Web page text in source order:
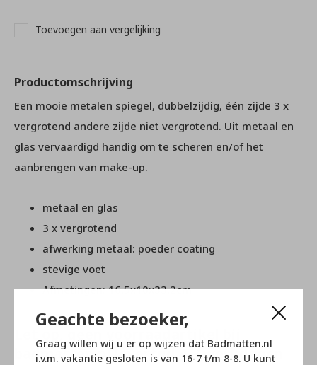
Geachte bezoeker,
Graag willen wij u er op wijzen dat Badmatten.nl
i.v.m. vakantie gesloten is van 16-7 t/m 8-8. U kunt
Toevoegen aan vergelijking
Productomschrijving
Een mooie metalen spiegel, dubbelzijdig, één zijde 3 x
vergrotend andere zijde niet vergrotend. Uit metaal en
glas vervaardigd handig om te scheren en/of het
aanbrengen van make-up.
metaal en glas
3 x vergrotend
afwerking metaal: poeder coating
stevige voet
Afmetingen: 16,5x10x33,2cm
badmatten.nl levertijd 4-7 werkdagen